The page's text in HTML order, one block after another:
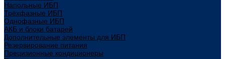
Напольные ИБП
Трёхфазные ИБП
Однофазные ИБП
АКБ и блоки батарей
Дополнительные элементы для ИБП
Резервирование питания
Прецизионные кондиционеры